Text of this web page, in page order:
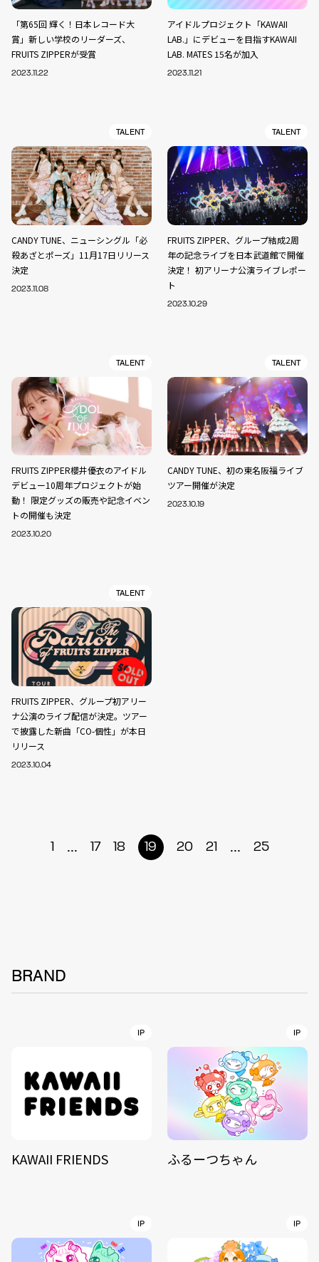
「第65回 輝く！日本レコード大
賞」新しい学校のリーダーズ、
FRUITS ZIPPERが受賞
2023.11.22
アイドルプロジェクト「KAWAII
LAB.」にデビューを目指すKAWAII
LAB. MATES 15名が加入
2023.11.21
TALENT
CANDY TUNE、ニューシングル「必
殺あざとポーズ」11月17日リリース
決定
2023.11.08
TALENT
FRUITS ZIPPER、グループ結成2周
年の記念ライブを日本武道館で開催
決定！ 初アリーナ公演ライブレポー
ト
2023.10.29
TALENT
FRUITS ZIPPER櫻井優衣のアイドル
デビュー10周年プロジェクトが始
動！ 限定グッズの販売や記念イベン
トの開催も決定
2023.10.20
TALENT
CANDY TUNE、初の東名阪福ライブ
ツアー開催が決定
2023.10.19
TALENT
FRUITS ZIPPER、グループ初アリー
ナ公演のライブ配信が決定。ツアー
で披露した新曲「CO-個性」が本日
リリース
2023.10.04
1 ... 17 18 19 20 21 ... 25
BRAND
IP
KAWAII FRIENDS
IP
ふるーつちゃん
IP IP